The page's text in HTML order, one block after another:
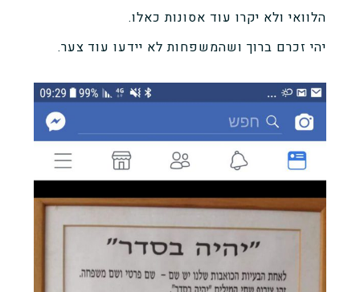
הלוואי ולא יקרו עוד אסונות כאלו.
יהי זכרם ברוך ושהמשפחות לא יידעו עוד צער.